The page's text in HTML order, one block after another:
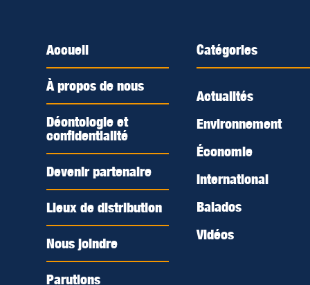
Accueil
À propos de nous
Déontologie et
confidentialité
Devenir partenaire
Lieux de distribution
Nous joindre
Parutions
Catégories
Actualités
Environnement
Économie
International
Balados
Vidéos